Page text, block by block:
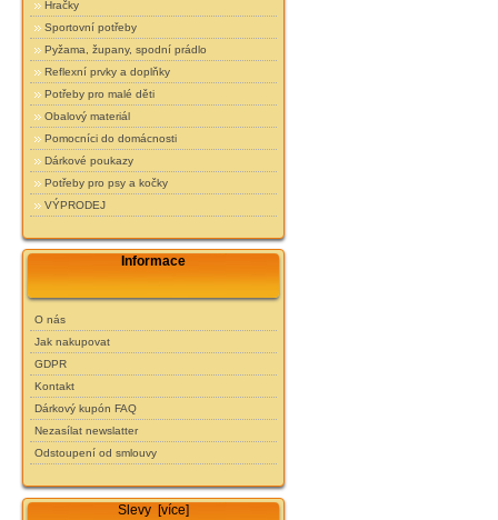
Hračky
Sportovní potřeby
Pyžama, župany, spodní prádlo
Reflexní prvky a doplňky
Potřeby pro malé děti
Obalový materiál
Pomocníci do domácnosti
Dárkové poukazy
Potřeby pro psy a kočky
VÝPRODEJ
Informace
O nás
Jak nakupovat
GDPR
Kontakt
Dárkový kupón FAQ
Nezasílat newslatter
Odstoupení od smlouvy
Slevy [více]